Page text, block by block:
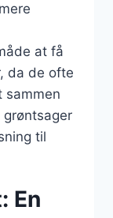
at få
da de ofte
sammen
grøntsager
til
En